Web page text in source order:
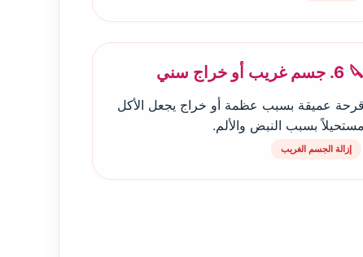
🔪 6. جسم غريب أو خراج سني
قرحة عميقة بسبب عظمة أو خراج يجعل الأكل
مستحيلاً بسبب النبض والألم.
إزالة الجسم الغريب